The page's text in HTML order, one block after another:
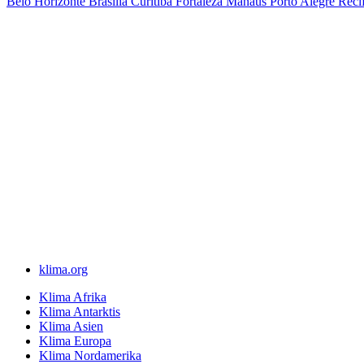
klima.org
Klima Afrika
Klima Antarktis
Klima Asien
Klima Europa
Klima Nordamerika